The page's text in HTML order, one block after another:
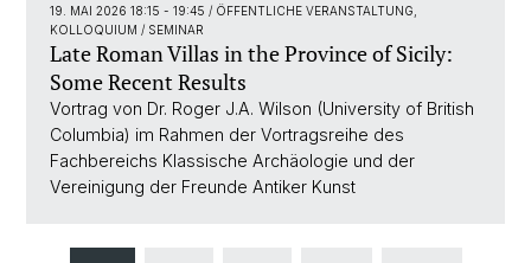
19. MAI 2026 18:15 - 19:45 / ÖFFENTLICHE VERANSTALTUNG,
KOLLOQUIUM / SEMINAR
Late Roman Villas in the Province of Sicily:
Some Recent Results
Vortrag von Dr. Roger J.A. Wilson (University of British
Columbia) im Rahmen der Vortragsreihe des
Fachbereichs Klassische Archäologie und der
Vereinigung der Freunde Antiker Kunst